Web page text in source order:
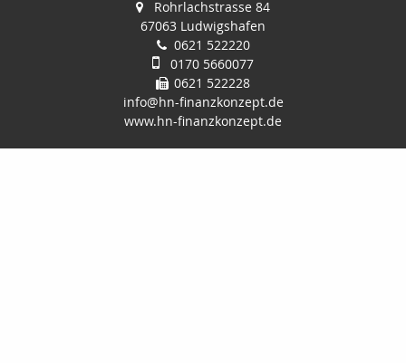
Rohrlachstrasse 84
67063 Ludwigshafen
0621 522220
0170 5660077
0621 522228
info@hn-finanzkonzept.de
www.hn-finanzkonzept.de